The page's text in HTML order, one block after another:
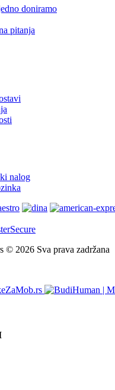
doniramo
pitanja
nalog
© 2026 Sva prava zadržana